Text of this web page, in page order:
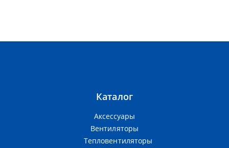
Каталог
Аксессуары
Вентиляторы
Тепловентиляторы